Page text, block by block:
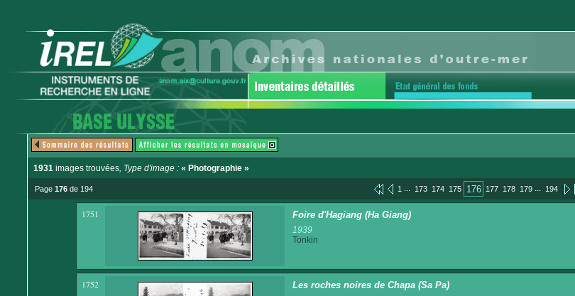
1931 images trouvées, Type d'image : « Photographie »
Page 176 de 194 1 ... 173 174 175 176 177 178 179 ... 194
1751 Foire d'Hagiang (Ha Giang)
1939
Tonkin
1752 Les roches noires de Chapa (Sa Pa)